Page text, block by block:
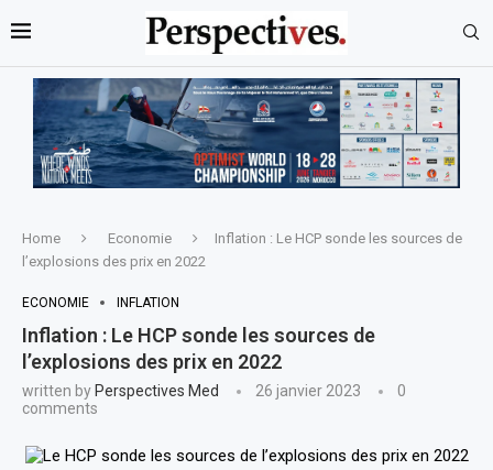
Home Economie
Inflation : Le HCP sonde les sources de
l’explosions des prix en 2022
ECONOMIE INFLATION
Inflation : Le HCP sonde les sources de
l’explosions des prix en 2022
written by Perspectives Med 26 janvier 2023
0
comments